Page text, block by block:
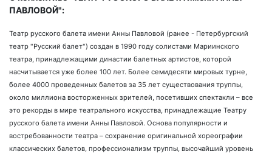
ПАВЛОВОЙ":
Театр русского балета имени Анны Павловой (ранее - Петербургский
театр "Русский балет") создан в 1990 году солистами Мариинского
театра, принадлежащими династии балетных артистов, которой
насчитывается уже более 100 лет. Более семидесяти мировых турне,
более 4000 проведенных балетов за 35 лет существования труппы,
около миллиона восторженных зрителей, посетивших спектакли – все
это рекорды в мире театрального искусства, принадлежащие Театру
русского балета имени Анны Павловой. Основа популярности и
востребованности театра – сохранение оригинальной хореографии
классических балетов, профессионализм труппы, высочайший уровень